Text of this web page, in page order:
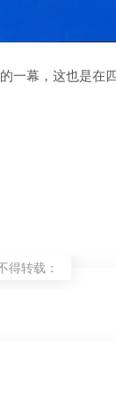
一幕，这也是在
得转载：